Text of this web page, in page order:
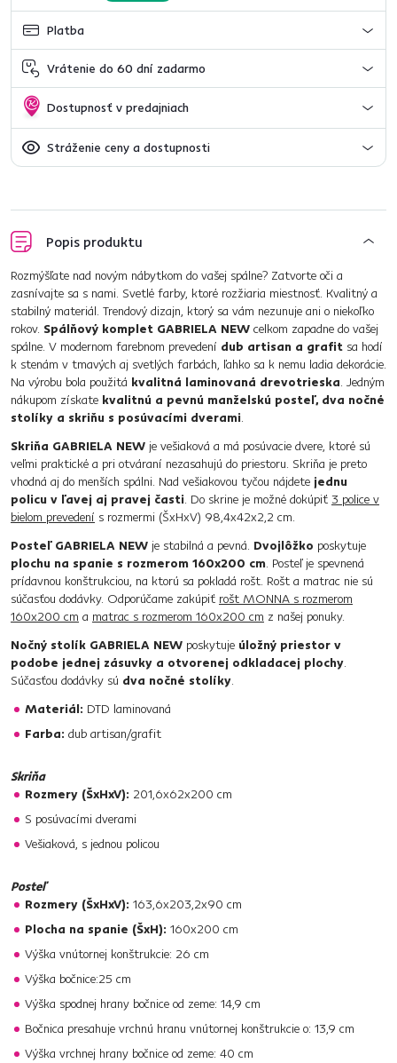
Platba
Vrátenie do 60 dní zadarmo
Dostupnosť v predajniach
Stráženie ceny a dostupnosti
Popis produktu
Rozmýšľate nad novým nábytkom do vašej spálne? Zatvorte oči a
zasnívajte sa s nami. Svetlé farby, ktoré rozžiaria miestnosť. Kvalitný a
stabilný materiál. Trendový dizajn, ktorý sa vám nezunuje ani o niekoľko
rokov. Spálňový komplet GABRIELA NEW celkom zapadne do vašej
spálne. V modernom farebnom prevedení dub artisan a grafit sa hodí
k stenám v tmavých aj svetlých farbách, ľahko sa k nemu ladia dekorácie.
Na výrobu bola použitá kvalitná laminovaná drevotrieska. Jedným
nákupom získate kvalitnú a pevnú manželskú posteľ, dva nočné
stolíky a skriňu s posúvacími dverami.
Skriňa GABRIELA NEW je vešiaková a má posúvacie dvere, ktoré sú
veľmi praktické a pri otváraní nezasahujú do priestoru. Skriňa je preto
vhodná aj do menších spálni. Nad vešiakovou tyčou nájdete jednu
policu v ľavej aj pravej časti. Do skrine je možné dokúpiť 3 police v
bielom prevedení s rozmermi (ŠxHxV) 98,4x42x2,2 cm.
Posteľ GABRIELA NEW je stabilná a pevná. Dvojlôžko poskytuje
plochu na spanie s rozmerom 160x200 cm. Posteľ je spevnená
prídavnou konštrukciou, na ktorú sa pokladá rošt. Rošt a matrac nie sú
súčasťou dodávky. Odporúčame zakúpiť rošt MONNA s rozmerom
160x200 cm a matrac s rozmerom 160x200 cm z našej ponuky.
Nočný stolík GABRIELA NEW poskytuje úložný priestor v
podobe jednej zásuvky a otvorenej odkladacej plochy.
Súčasťou dodávky sú dva nočné stolíky.
Materiál: DTD laminovaná
Farba: dub artisan/grafit
Skriňa
Rozmery (ŠxHxV): 201,6x62x200 cm
S posúvacími dverami
Vešiaková, s jednou policou
Posteľ
Rozmery (ŠxHxV): 163,6x203,2x90 cm
Plocha na spanie (ŠxH): 160x200 cm
Výška vnútornej konštrukcie: 26 cm
Výška bočnice:25 cm
Výška spodnej hrany bočnice od zeme: 14,9 cm
Bočnica presahuje vrchnú hranu vnútornej konštrukcie o: 13,9 cm
Výška vrchnej hrany bočnice od zeme: 40 cm